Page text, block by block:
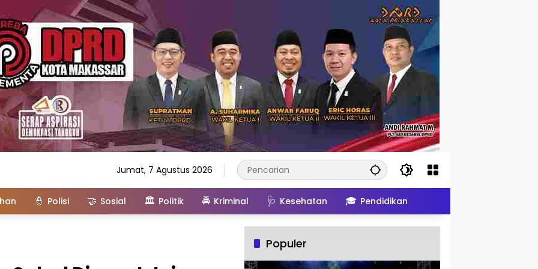
Jumat, 7 Agustus 2026
👮 Polisi 🤝 Sosial 🏛️ Politik 🚔 Kriminal 🩺 Kesehatan 🎓 Pendidikan
Populer